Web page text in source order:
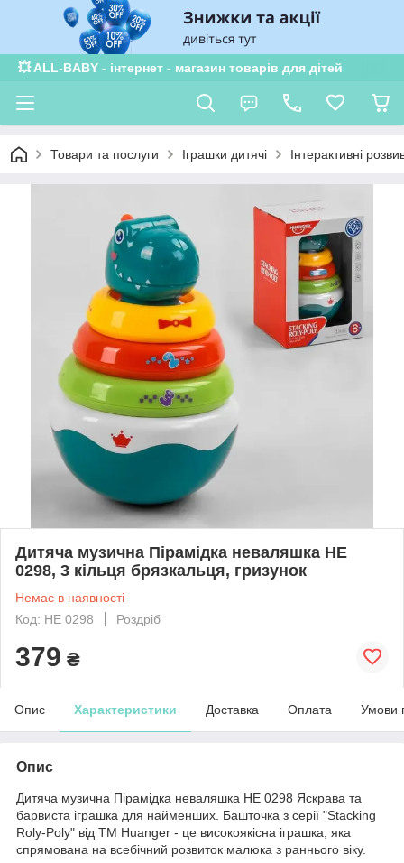
💥 ALL-BABY - інтернет - магазин товарів для дітей
Товари та послуги Іграшки дитячі Інтерактивні
Дитяча музична Пірамідка неваляшка НЕ
0298, 3 кільця брязкальця, гризунок
Немає в наявності
Код: НЕ 0298
Роздріб
379 ₴
Опис Характеристики Доставка Оплата Умови
Опис
Дитяча музична Пірамідка неваляшка НЕ 0298 Яскрава та
барвиста іграшка для найменших. Башточка з серії "Stacking
Roly-Poly" від ТМ Huanger - це високоякісна іграшка, яка
спрямована на всебічний розвиток малюка з раннього віку.